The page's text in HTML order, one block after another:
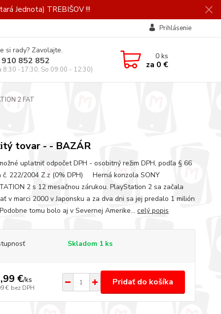
Jednota) TREBIŠOV !!!
Prihlásenie
si rady? Zavolajte.
852 852
8:30 -17:30, So 09:00 - 12:30)
0ks
za 0 €
2 FAT
tovar - - BAZÁR
uplatniť odpočet DPH - osobitný režim DPH, podľa § 66
č. 222/2004 Z.z (0% DPH) Herná konzola SONY
2 s 12 mesačnou zárukou. PlayStation 2 sa začala
v marci 2000 v Japonsku a za dva dni sa jej predalo 1 milión
tomu bolo aj v Severnej Amerike... celý popis
Skladom 1 ks
€/ks
€ bez DPH
Pridať do košíka